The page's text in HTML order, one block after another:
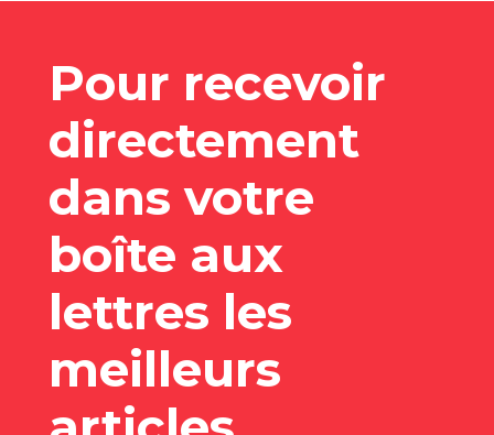
Pour recevoir
directement
dans votre
boîte aux
lettres les
meilleurs